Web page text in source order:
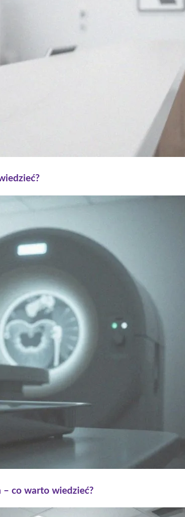
– co warto wiedzieć?